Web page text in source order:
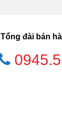
Tổng đài bán